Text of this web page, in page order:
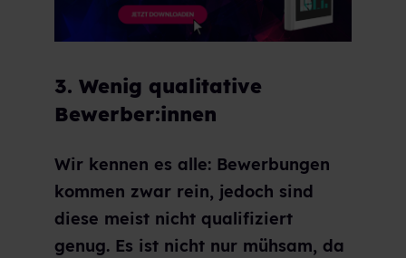
3. Wenig qualitative
Bewerber:innen
Wir kennen es alle: Bewerbungen
kommen zwar rein, jedoch sind
diese meist nicht qualifiziert
genug. Es ist nicht nur mühsam, da